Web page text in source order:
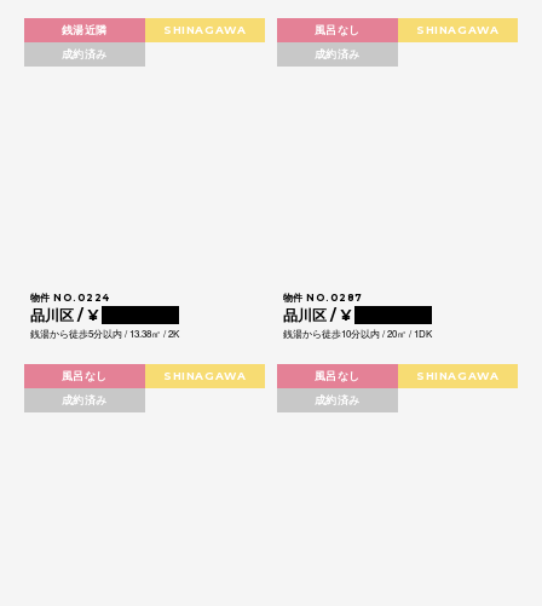
銭湯近隣
SHINAGAWA
成約済み
物件 NO.0224
品川区 / ¥
銭湯から徒歩5分以内 / 13.38㎡ / 2K
風呂なし
SHINAGAWA
成約済み
物件 NO.0287
品川区 / ¥
銭湯から徒歩10分以内 / 20㎡ / 1DK
風呂なし
SHINAGAWA
成約済み
風呂なし
SHINAGAWA
成約済み